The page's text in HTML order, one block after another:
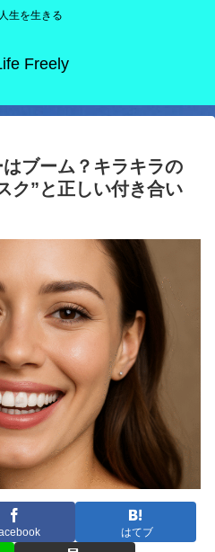
生を生きる
Freely
ブーム？キラキラの
ク”と正しい付き合い
はてブ